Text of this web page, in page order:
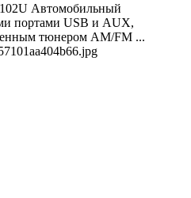
Автомобильный
портами USB и AUX,
тюнером AM/FM ...